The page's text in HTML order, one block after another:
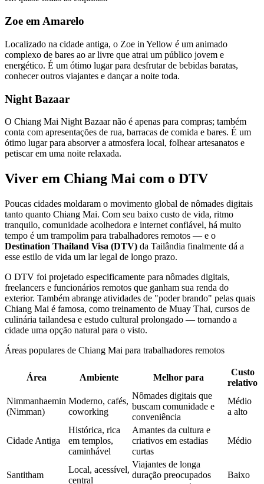
Zoe em Amarelo
Localizado na cidade antiga, o Zoe in Yellow é um animado
complexo de bares ao ar livre que atrai um público jovem e
energético. É um ótimo lugar para desfrutar de bebidas baratas,
conhecer outros viajantes e dançar a noite toda.
Night Bazaar
O Chiang Mai Night Bazaar não é apenas para compras; também
conta com apresentações de rua, barracas de comida e bares. É um
ótimo lugar para absorver a atmosfera local, folhear artesanatos e
petiscar em uma noite relaxada.
Viver em Chiang Mai com o DTV
Poucas cidades moldaram o movimento global de nômades digitais
tanto quanto Chiang Mai. Com seu baixo custo de vida, ritmo
tranquilo, comunidade acolhedora e internet confiável, há muito
tempo é um trampolim para trabalhadores remotos — e o
Destination Thailand Visa (DTV) da Tailândia finalmente dá a
esse estilo de vida um lar legal de longo prazo.
O DTV foi projetado especificamente para nômades digitais,
freelancers e funcionários remotos que ganham sua renda do
exterior. Também abrange atividades de "poder brando" pelas quais
Chiang Mai é famosa, como treinamento de Muay Thai, cursos de
culinária tailandesa e estudo cultural prolongado — tornando a
cidade uma opção natural para o visto.
Áreas populares de Chiang Mai para trabalhadores remotos
Área Ambiente Melhor para
Custo
relativo
Nimmanhaemin
(Nimman)
Moderno, cafés,
coworking
Nômades digitais que
buscam comunidade e
conveniência
Médio
a alto
Cidade Antiga
Histórica, rica
em templos,
caminhável
Amantes da cultura e
criativos em estadias
curtas
Médio
Santitham
Local, acessível,
central
Viajantes de longa
duração preocupados
Baixo